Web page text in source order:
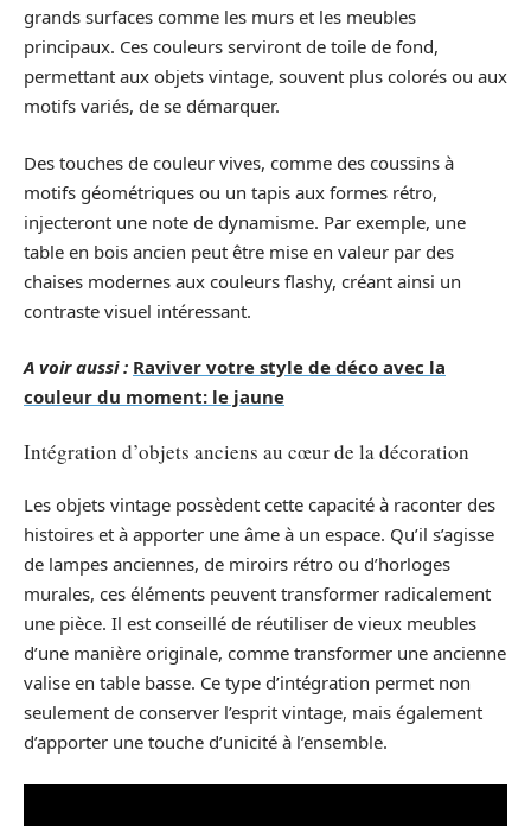
grands surfaces comme les murs et les meubles
principaux. Ces couleurs serviront de toile de fond,
permettant aux objets vintage, souvent plus colorés ou aux
motifs variés, de se démarquer.
Des touches de couleur vives, comme des coussins à
motifs géométriques ou un tapis aux formes rétro,
injecteront une note de dynamisme. Par exemple, une
table en bois ancien peut être mise en valeur par des
chaises modernes aux couleurs flashy, créant ainsi un
contraste visuel intéressant.
A voir aussi : Raviver votre style de déco avec la
couleur du moment: le jaune
Intégration d’objets anciens au cœur de la décoration
Les objets vintage possèdent cette capacité à raconter des
histoires et à apporter une âme à un espace. Qu’il s’agisse
de lampes anciennes, de miroirs rétro ou d’horloges
murales, ces éléments peuvent transformer radicalement
une pièce. Il est conseillé de réutiliser de vieux meubles
d’une manière originale, comme transformer une ancienne
valise en table basse. Ce type d’intégration permet non
seulement de conserver l’esprit vintage, mais également
d’apporter une touche d’unicité à l’ensemble.